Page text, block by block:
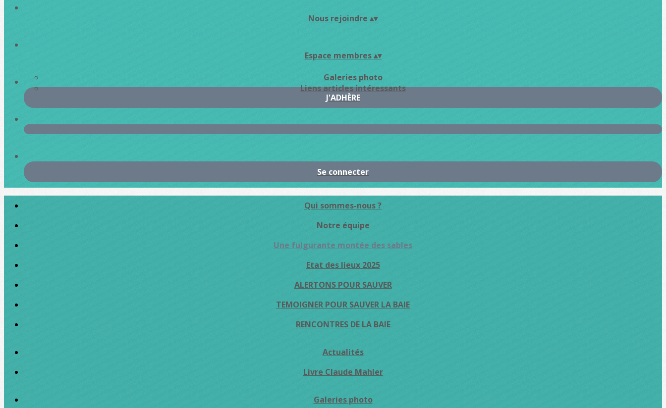
Nous rejoindre ▴▾
Espace membres▴▾
Galeries photo
Liens articles intéressants
J'ADHÈRE
Se connecter
Qui sommes-nous ?
Notre équipe
Une fulgurante montée des sables
Etat des lieux 2025
ALERTONS POUR SAUVER
TEMOIGNER POUR SAUVER LA BAIE
RENCONTRES DE LA BAIE
Actualités
Livre Claude Mahler
Galeries photo